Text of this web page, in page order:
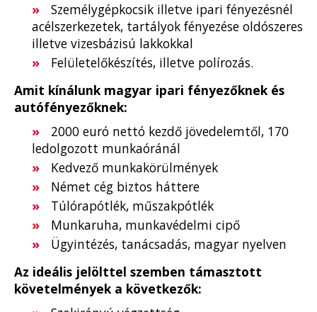
Személygépkocsik illetve ipari fényezésnél
acélszerkezetek, tartályok fényezése oldószeres
illetve vizesbázisú lakkokkal
Felületelőkészítés, illetve polírozás.
Amit kínálunk magyar ipari fényezőknek és
autófényezőknek:
2000 euró nettó kezdő jövedelemtől, 170
ledolgozott munkaóránál
Kedvező munkakörülmények
Német cég biztos háttere
Túlórapótlék, műszakpótlék
Munkaruha, munkavédelmi cipő
Ügyintézés, tanácsadás, magyar nyelven
Az ideális jelölttel szemben támasztott
követelmények a következők: